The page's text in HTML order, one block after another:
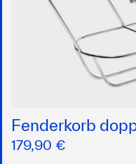
Fenderkorb
179,90 €